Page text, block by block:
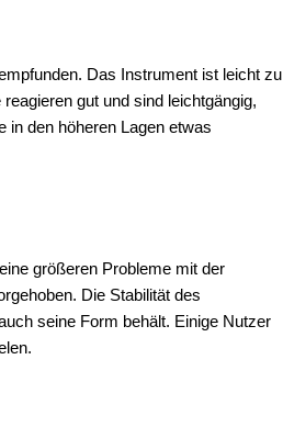
Das Instrument ist leicht zu
gut und sind leichtgängig,
in den höheren Lagen etwas
größeren Probleme mit der
Die Stabilität des
seine Form behält. Einige Nutzer